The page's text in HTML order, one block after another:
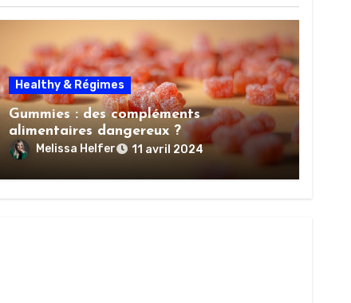
Healthy & Régimes
Gummies : des compléments
alimentaires dangereux ?
Melissa Helfer 11 avril 2024